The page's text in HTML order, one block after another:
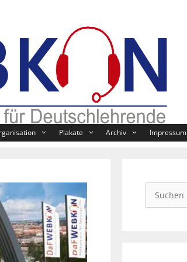
Plakate Archiv Impressum
Suchen
nach: